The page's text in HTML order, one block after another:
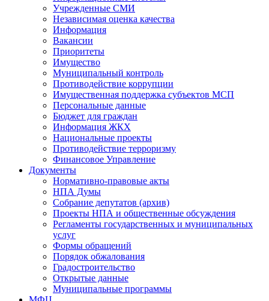
Учрежденные СМИ
Независимая оценка качества
Информация
Вакансии
Приоритеты
Имущество
Муниципальный контроль
Противодействие коррупции
Имущественная поддержка субъектов МСП
Персональные данные
Бюджет для граждан
Информация ЖКХ
Национальные проекты
Противодействие терроризму
Финансовое Управление
Документы
Нормативно-правовые акты
НПА Думы
Собрание депутатов (архив)
Проекты НПА и общественные обсуждения
Регламенты государственных и муниципальных
услуг
Формы обращений
Порядок обжалования
Градостроительство
Открытые данные
Муниципальные программы